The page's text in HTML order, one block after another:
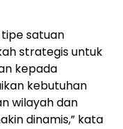
satuan
strategis untuk
kepada
kebutuhan
wilayah dan
dinamis,” kata